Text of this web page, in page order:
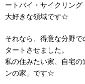
ートバイ・サイクリン
大好きな領域です☆
それなら、得意な分野
タートさせました。
私の住みたい家、自宅
ンの家」です☆